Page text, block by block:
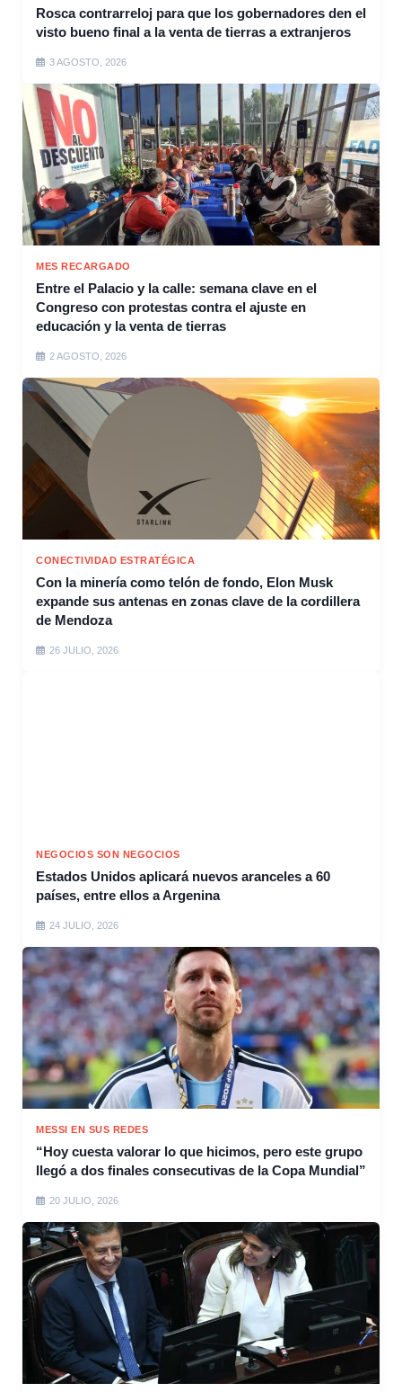
Rosca contrarreloj para que los gobernadores den el
visto bueno final a la venta de tierras a extranjeros
3 AGOSTO, 2026
MES RECARGADO
Entre el Palacio y la calle: semana clave en el
Congreso con protestas contra el ajuste en
educación y la venta de tierras
2 AGOSTO, 2026
CONECTIVIDAD ESTRATÉGICA
Con la minería como telón de fondo, Elon Musk
expande sus antenas en zonas clave de la cordillera
de Mendoza
26 JULIO, 2026
NEGOCIOS SON NEGOCIOS
Estados Unidos aplicará nuevos aranceles a 60
países, entre ellos a Argenina
24 JULIO, 2026
MESSI EN SUS REDES
“Hoy cuesta valorar lo que hicimos, pero este grupo
llegó a dos finales consecutivas de la Copa Mundial”
20 JULIO, 2026